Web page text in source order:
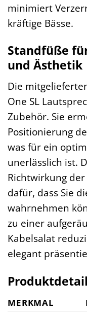
minimiert
kräftige Bässe.
Standfüße
und Ästhetik
Die
One SL
Zubehör. Sie
Positionierung
was für ein
unerlässlich ist.
Richtwirkung
dafür, dass Sie
wahrnehmen
zu einer
Kabelsalat
elegant
MERKMAL